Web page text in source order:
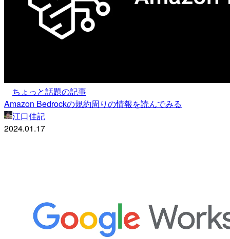
ちょっと話題の記事
Amazon Bedrockの規約周りの情報を読んでみる
江口佳記
2024.01.17